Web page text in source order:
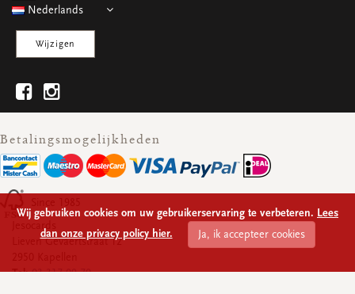
bekijk alle
bekijk alle
bekijk alle
Wenskaarten
bekijk alle
Per gelegenheid
bekijk alle
Nederlands
Wijzigen
Betalingsmogelijkheden
Jesocards
Lieven Gevaertstraat 12
Tel: 03 317 09 70
Wij gebruiken cookies om uw gebruikerservaring te verbeteren. Lees
dan onze privacy policy hier.
Ja, ik accepteer cookies